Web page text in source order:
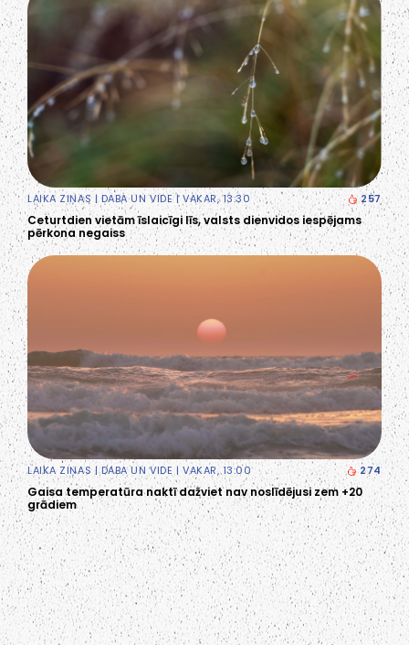
LAIKA ZIŅAS|DABA UN VIDE| VAKAR, 13:30 257
Ceturtdien vietām īslaicīgi līs, valsts dienvidos iespējams
pērkona negaiss
LAIKA ZIŅAS|DABA UN VIDE | VAKAR, 13:00 274
Gaisa temperatūra naktī dažviet nav noslīdējusi zem +20
grādiem